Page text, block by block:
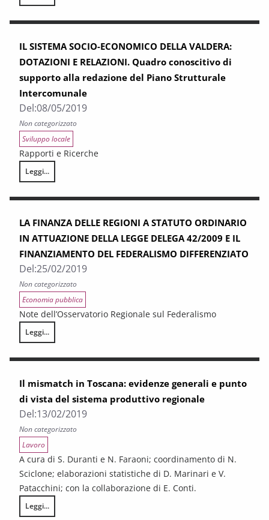
IL SISTEMA SOCIO-ECONOMICO DELLA VALDERA:
DOTAZIONI E RELAZIONI. Quadro conoscitivo di
supporto alla redazione del Piano Strutturale
Intercomunale
Del:08/05/2019
Non categorizzato
Sviluppo locale
Rapporti e Ricerche
Leggi...
IL SISTEMA SOCIO-ECONOMICO DELLA VALDERA: DOTAZIONI E
LA FINANZA DELLE REGIONI A STATUTO ORDINARIO
IN ATTUAZIONE DELLA LEGGE DELEGA 42/2009 E IL
FINANZIAMENTO DEL FEDERALISMO DIFFERENZIATO
Del:25/02/2019
Non categorizzato
Economia pubblica
Note dell’Osservatorio Regionale sul Federalismo
Leggi...
LA FINANZA DELLE REGIONI A STATUTO ORDINARIO IN
Il mismatch in Toscana: evidenze generali e punto
di vista del sistema produttivo regionale
Del:13/02/2019
Non categorizzato
Lavoro
A cura di S. Duranti e N. Faraoni; coordinamento di N.
Sciclone; elaborazioni statistiche di D. Marinari e V.
Patacchini; con la collaborazione di E. Conti.
Leggi...
Il mismatch in Toscana: evidenze generali e punto di vista del